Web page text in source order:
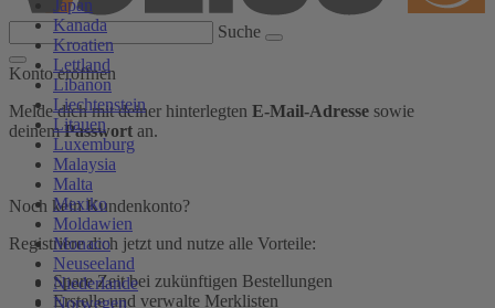
Japan
Kanada
Kroatien
Lettland
Libanon
Liechtenstein
Litauen
Luxemburg
Malaysia
Malta
Mexiko
Moldawien
Monaco
Neuseeland
Niederlande
Norwegen
Suche
Konto eröffnen
Melde dich mit deiner hinterlegten E-Mail-Adresse sowie
deinemPasswort an.
Noch kein Kundenkonto?
Registriere dich jetzt und nutze alle Vorteile:
Spare Zeit bei zukünftigen Bestellungen
Erstelle und verwalte Merklisten